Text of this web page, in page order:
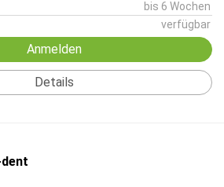
bis 6 Wochen
verfügbar
Anmelden
Details